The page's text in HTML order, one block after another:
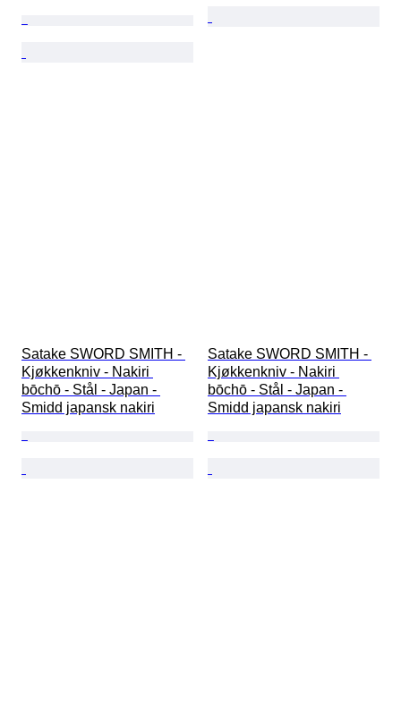
Satake SWORD SMITH -
Kjøkkenkniv - Nakiri
bōchō - Stål - Japan -
Smidd japansk nakiri
Satake SWORD SMITH -
Kjøkkenkniv - Nakiri
bōchō - Stål - Japan -
Smidd japansk nakiri